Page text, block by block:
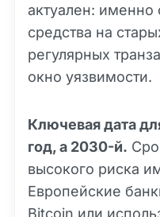
актуален:
средства на
регулярных
окно уязвимости.
Ключевая дата
год, а 2030-й.
высокого риска
Европейские
Bitcoin или